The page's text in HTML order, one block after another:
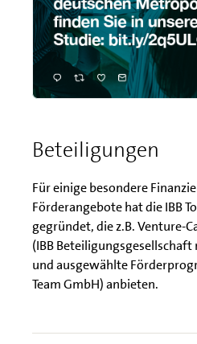
Beteiligungen
Für einige besondere
Förderangebote hat die IBB
gegründet, die z.B. Venture-
(IBB Beteiligungsgesellschaft
und ausgewählte
Team GmbH) anbieten.